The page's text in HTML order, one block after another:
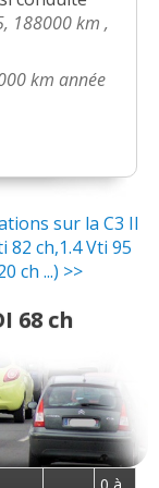
70 000
10/2013
2011
188000 km ,
km année
sur la C3 II
82 ch,1.4 Vti 95
ch ...) >>
68 ch